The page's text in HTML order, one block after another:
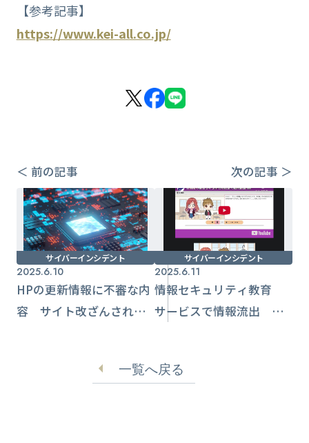
【参考記事】
https://www.kei-all.co.jp/
＜ 前の記事 次の記事 ＞
サイバーインシデント
2025.6.10
HPの更新情報に不審な内
容 サイト改ざんされて
サイバーインシデント
2025.6.11
情報セキュリティ教育
サービスで情報流出 利
一覧へ戻る